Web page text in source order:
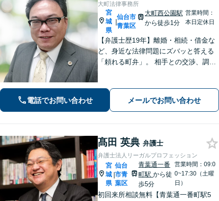
大町法律事務所
宮
城
県
|
仙台市
青葉区
大町西公園駅
から徒歩1分
営業時間：
本日定休日
【弁護士歴19年】離婚・相続・借金な
ど、身近な法律問題にズバッと答える
「頼れる町弁」。 相手との交渉、調
談料30分1,100円】【大町西公園駅1
分】【夜間・休日対応可能】
電話でお問い合わせ メールでお問い合わせ
髙田 英典 弁護士
弁護士法人リーガルプロフェッション
宮
城
県
|
仙台
市青
葉区
青葉通一番
町駅から徒
歩5分
営業時間：09:0
0~17:30（土曜
日）
初回来所相談無料【青葉通一番町駅5